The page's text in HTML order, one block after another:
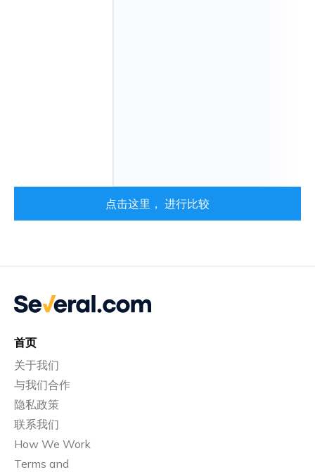
点击这里， 进行比较
首页
关于我们
与我们合作
隐私政策
联系我们
How We Work
Terms and